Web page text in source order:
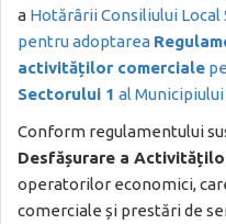
a Hotărârii Consiliului Local
pentru adoptarea
activităților comerciale
Sectorului 1 al
Conform regulamentului
Desfășurare a
operatorilor economici,
comerciale și prestări de